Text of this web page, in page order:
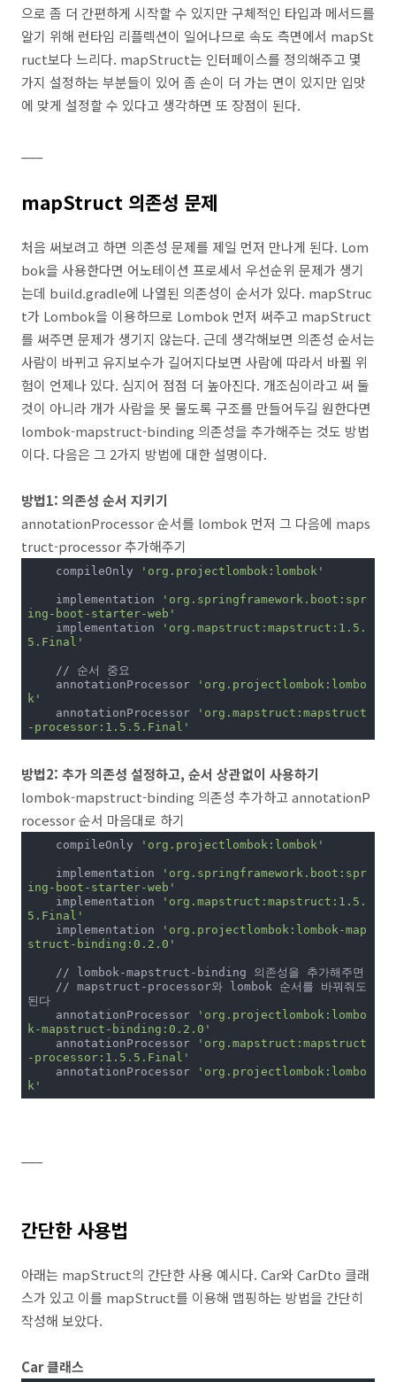
으로 좀 더 간편하게 시작할 수 있지만 구체적인 타입과 메서드를
알기 위해 런타임 리플렉션이 일어나므로 속도 측면에서 mapSt
ruct보다 느리다. mapStruct는 인터페이스를 정의해주고 몇
가지 설정하는 부분들이 있어 좀 손이 더 가는 면이 있지만 입맛
에 맞게 설정할 수 있다고 생각하면 또 장점이 된다.
mapStruct 의존성 문제
처음 써보려고 하면 의존성 문제를 제일 먼저 만나게 된다. Lom
bok을 사용한다면 어노테이션 프로세서 우선순위 문제가 생기
는데 build.gradle에 나열된 의존성이 순서가 있다. mapStruc
t가 Lombok을 이용하므로 Lombok 먼저 써주고 mapStruct
를 써주면 문제가 생기지 않는다. 근데 생각해보면 의존성 순서는
사람이 바뀌고 유지보수가 길어지다보면 사람에 따라서 바뀔 위
험이 언제나 있다. 심지어 점점 더 높아진다. 개조심이라고 써 둘
것이 아니라 개가 사람을 못 물도록 구조를 만들어두길 원한다면
lombok-mapstruct-binding 의존성을 추가해주는 것도 방법
이다. 다음은 그 2가지 방법에 대한 설명이다.
방법1: 의존성 순서 지키기
annotationProcessor 순서를 lombok 먼저 그 다음에 maps
truct-processor 추가해주기
    compileOnly
'org.projectlombok:lombok'
    implementation
'org.springframework.boot:spr
ing-boot-starter-web'
    implementation
'org.mapstruct:mapstruct:1.5.
5.Final'
    annotationProcessor
'org.projectlombok:lombo
k'
    annotationProcessor
'org.mapstruct:mapstruct
-processor:1.5.5.Final'
방법2: 추가 의존성 설정하고, 순서 상관없이 사용하기
lombok-mapstruct-binding 의존성 추가하고 annotationP
rocessor 순서 마음대로 하기
    compileOnly
'org.projectlombok:lombok'
    implementation
'org.springframework.boot:spr
ing-boot-starter-web'
    implementation
'org.mapstruct:mapstruct:1.5.
5.Final'
    implementation
'org.projectlombok:lombok-map
struct-binding:0.2.0'
된다
    annotationProcessor
'org.projectlombok:lombo
k-mapstruct-binding:0.2.0'
    annotationProcessor
'org.mapstruct:mapstruct
-processor:1.5.5.Final'
    annotationProcessor
'org.projectlombok:lombo
k'
간단한 사용법
아래는 mapStruct의 간단한 사용 예시다. Car와 CarDto 클래
스가 있고 이를 mapStruct를 이용해 맵핑하는 방법을 간단히
작성해 보았다.
Car 클래스